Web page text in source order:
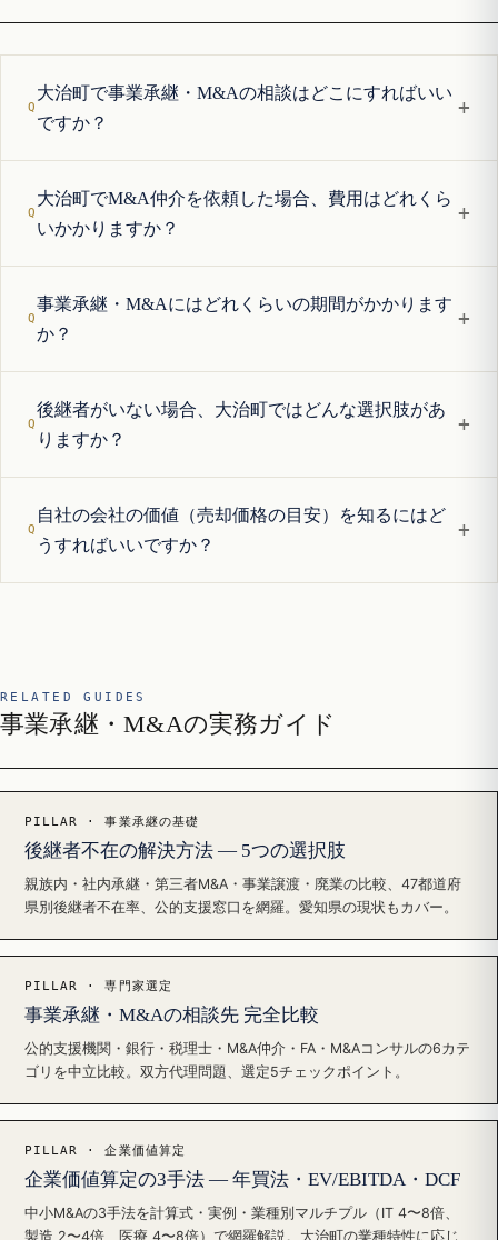
大治町で事業承継・M&Aの相談はどこにすればいい
ですか？
+
大治町でM&A仲介を依頼した場合、費用はどれくら
いかかりますか？
+
事業承継・M&Aにはどれくらいの期間がかかります
か？
+
後継者がいない場合、大治町ではどんな選択肢があ
りますか？
+
自社の会社の価値（売却価格の目安）を知るにはど
うすればいいですか？
+
RELATED GUIDES
事業承継・M&Aの実務ガイド
PILLAR · 事業承継の基礎
後継者不在の解決方法 — 5つの選択肢
親族内・社内承継・第三者M&A・事業譲渡・廃業の比較、47都道府
県別後継者不在率、公的支援窓口を網羅。愛知県の現状もカバー。
PILLAR · 専門家選定
事業承継・M&Aの相談先 完全比較
公的支援機関・銀行・税理士・M&A仲介・FA・M&Aコンサルの6カテ
ゴリを中立比較。双方代理問題、選定5チェックポイント。
PILLAR · 企業価値算定
企業価値算定の3手法 — 年買法・EV/EBITDA・DCF
中小M&Aの3手法を計算式・実例・業種別マルチプル（IT 4〜8倍、
製造 2〜4倍、医療 4〜8倍）で網羅解説。大治町の業種特性に応じ